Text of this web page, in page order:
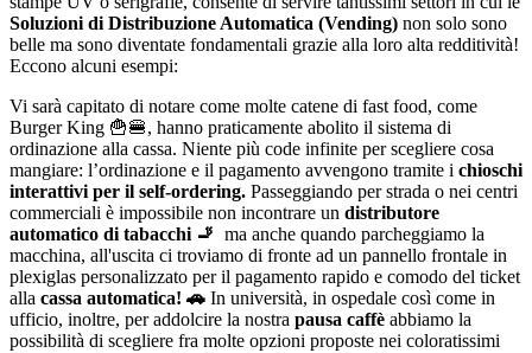
Soluzioni di Distribuzione Automatica (Vending) non solo sono
belle ma sono diventate fondamentali grazie alla loro alta redditività!
Eccono alcuni esempi:
Vi sarà capitato di notare come molte catene di fast food, come
Burger King 🍟🍔, hanno praticamente abolito il sistema di
ordinazione alla cassa. Niente più code infinite per scegliere cosa
mangiare: l’ordinazione e il pagamento avvengono tramite i chioschi
interattivi per il self-ordering. Passeggiando per strada o nei centri
commerciali è impossibile non incontrare un distributore
automatico di tabacchi 🚬 ma anche quando parcheggiamo la
macchina, all'uscita ci troviamo di fronte ad un pannello frontale in
plexiglas personalizzato per il pagamento rapido e comodo del ticket
alla cassa automatica! 🚗 In università, in ospedale così come in
ufficio, inoltre, per addolcire la nostra pausa caffè abbiamo la
possibilità di scegliere fra molte opzioni proposte nei coloratissimi